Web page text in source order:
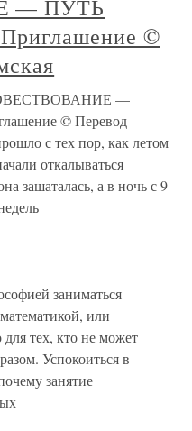
— ПУТЬ
©
—
© Перевод
с тех пор, как летом
откалываться
зашаталась, а в ночь с 9
заниматься
или
тех, кто не может
Успокоиться в
занятие